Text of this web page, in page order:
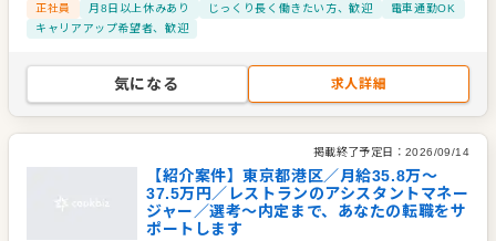
正社員 月8日以上休みあり じっくり長く働きたい方、歓迎
電車通勤OK
キャリアアップ希望者、歓迎
気になる 求人詳細
掲載終了予定日： 2026/09/14
【紹介案件】東京都港区／月給35.8万～
37.5万円／レストランのアシスタントマネー
ジャー／選考～内定まで、あなたの転職をサ
ポートします